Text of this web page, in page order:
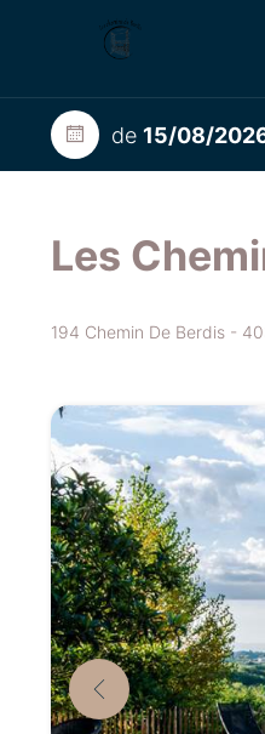
de 15/08/
Les
194 Chemin De Berdis -